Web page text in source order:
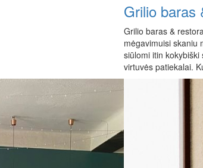
Grilio baras
Grilio baras &
mėgavimuisi skaniu
siūlomi itin
virtuvės patiekalai.